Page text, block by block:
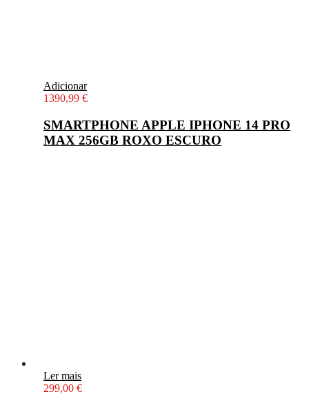
Adicionar
1390,99 €
SMARTPHONE APPLE IPHONE 14 PRO
MAX 256GB ROXO ESCURO
Ler mais
299,00 €